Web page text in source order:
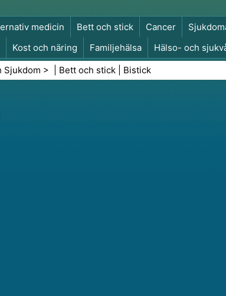
medicin Bett och stick Cancer
Kost och näring Familjehälsa Hälso- och
säkerhet
Kirurgi och ingrepp
Sjukdom > | Bett och stick Bistick